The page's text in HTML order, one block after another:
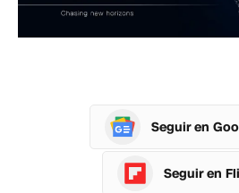
Seguir en
Seguir en